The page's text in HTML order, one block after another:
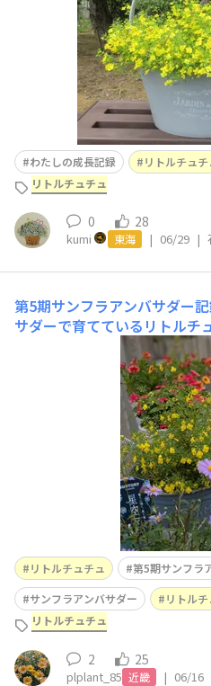
わたしの成長記録 リトルチュチ
リトルチュチュ
0 28
kumi 東海 | 06/29 |
第5期サンフラアンバサダー
サダーで育てているリトルチ
付けた時にストレスをかけて
せずに心配してました💦よう
いてきました🥹✨️このリトル
ラアンバサダーをさせていた
ました🥰咲き終わっ
リトルチュチュ
第5期サンフラ
サンフラアンバサダー
リトル
リトルチュチュ
2 25
plplant_85 近畿 | 06/16